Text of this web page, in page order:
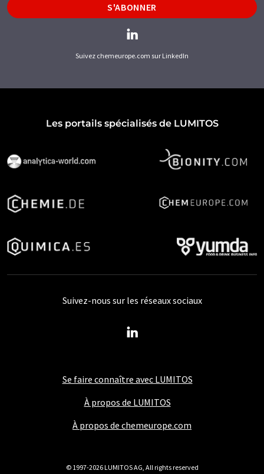
S'ABONNER
Suivez chemeurope.com sur LinkedIn
Les portails spécialisés de LUMITOS
Se faire connaître avec LUMITOS
À propos de LUMITOS
À propos de chemeurope.com
Suivez-nous sur les réseaux sociaux
© 1997-2026 LUMITOS AG, All rights reserved